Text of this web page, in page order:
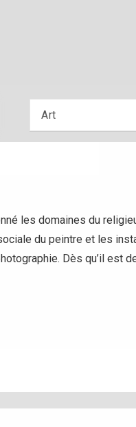
les domaines du
du peintre et les
Dès qu’il est